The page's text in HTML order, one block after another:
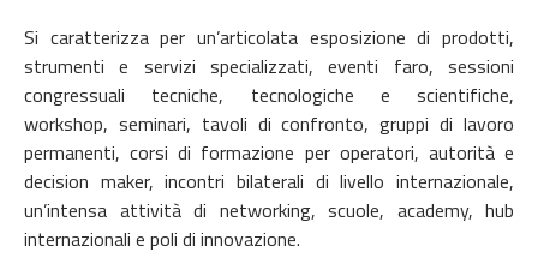
Si caratterizza per un’articolata esposizione di prodotti,
strumenti e servizi specializzati, eventi faro, sessioni
congressuali tecniche, tecnologiche e scientifiche,
workshop, seminari, tavoli di confronto, gruppi di lavoro
permanenti, corsi di formazione per operatori, autorità e
decision maker, incontri bilaterali di livello internazionale,
un’intensa attività di networking, scuole, academy, hub
internazionali e poli di innovazione.